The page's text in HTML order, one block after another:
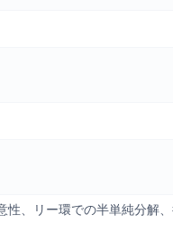
性、リー環での半単純分解